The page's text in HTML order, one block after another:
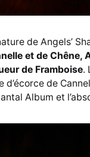
de Angels’
et de Chêne,
de Framboise.
d’écorce de
Album et